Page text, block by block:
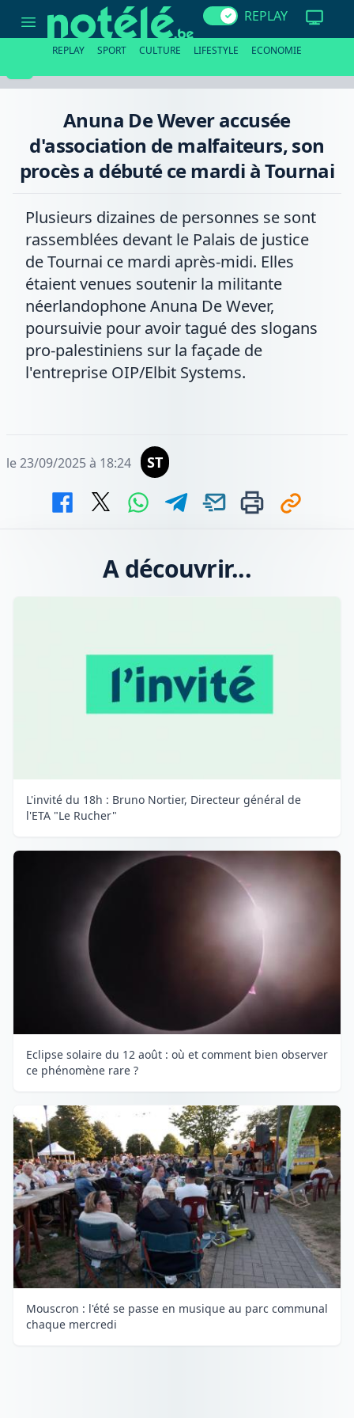
Wever
d'association
malfaiteurs,
Tournai
REPLAY
REPLAY SPORT CULTURE LIFESTYLE ECONOMIE
Anuna De Wever accusée
d'association de malfaiteurs, son
procès a débuté ce mardi à Tournai
Plusieurs dizaines de personnes se sont
rassemblées devant le Palais de justice
de Tournai ce mardi après-midi. Elles
étaient venues soutenir la militante
néerlandophone Anuna De Wever,
poursuivie pour avoir tagué des slogans
pro-palestiniens sur la façade de
l'entreprise OIP/Elbit Systems.
le 23/09/2025 à 18:24 ST
A découvrir...
L'invité du 18h : Bruno Nortier, Directeur général de
l'ETA "Le Rucher"
Eclipse solaire du 12 août : où et comment bien observer
ce phénomène rare ?
Mouscron : l'été se passe en musique au parc communal
chaque mercredi